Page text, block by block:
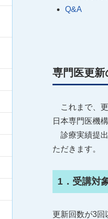
Q&A
専門医更
これまで、更
日本専門医機
診療実績提出
ただきます。
1．受講対
更新回数が3回